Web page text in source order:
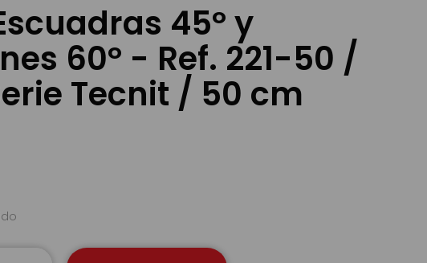
45º y
60º - Ref. 221-50 /
Tecnit / 50 cm